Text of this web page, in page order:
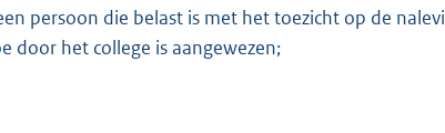
persoon die belast is met het toezicht op de
door het college is aangewezen;